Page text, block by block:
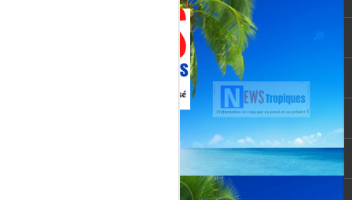
un article publié le 3 août 2026,
et l’originalité de cette chaîne qui
acteur incontournable du paysage
pour une chaîne locale.